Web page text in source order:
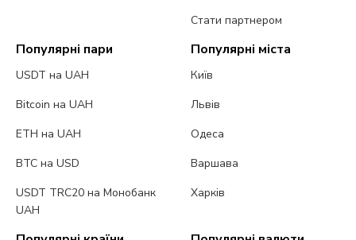
Стати партнером
Популярні пари
USDT на UAH
Bitcoin на UAH
ETH на UAH
BTC на USD
USDT TRC20 на Монобанк
UAH
Популярні міста
Київ
Львів
Одеса
Варшава
Харків